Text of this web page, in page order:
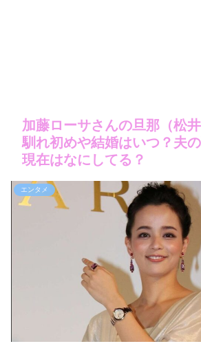
加藤ローサさんの旦那（松
馴れ初めや結婚はいつ？夫
現在はなにしてる？
エンタメ